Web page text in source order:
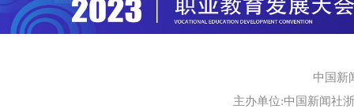
中国新
主办单位:中国新闻社